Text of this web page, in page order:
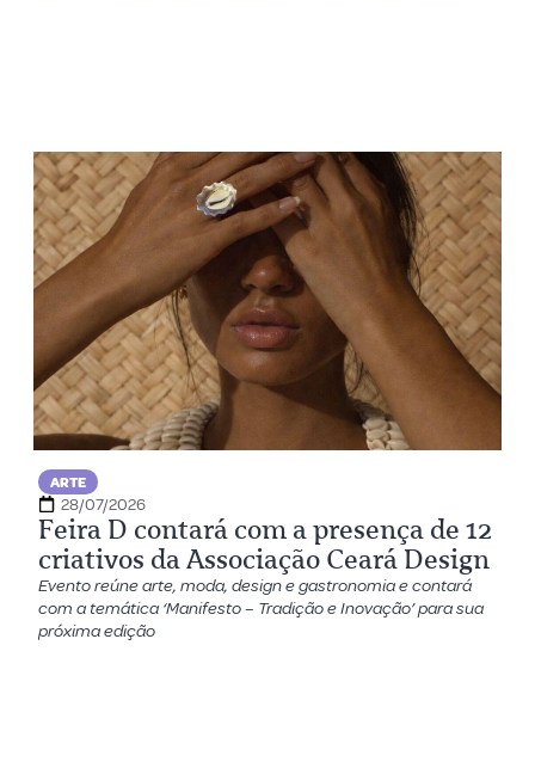
ARTE
28/07/2026
Feira D contará com a presença de 12
criativos da Associação Ceará Design
Evento reúne arte, moda, design e gastronomia e contará
com a temática ‘Manifesto – Tradição e Inovação’ para sua
próxima edição